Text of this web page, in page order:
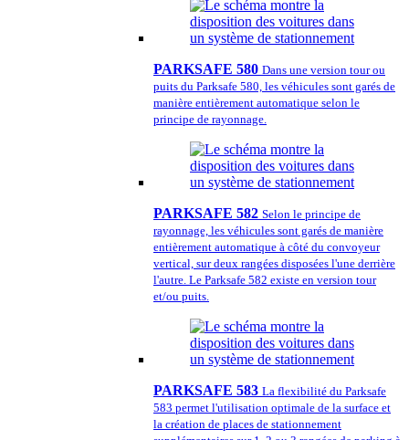
PARKSAFE 580 Dans une version tour ou
puits du Parksafe 580, les véhicules sont garés de
manière entièrement automatique selon le
principe de rayonnage.
PARKSAFE 582 Selon le principe de
rayonnage, les véhicules sont garés de manière
entièrement automatique à côté du convoyeur
vertical, sur deux rangées disposées l'une derrière
l'autre. Le Parksafe 582 existe en version tour
et/ou puits.
PARKSAFE 583 La flexibilité du Parksafe
583 permet l'utilisation optimale de la surface et
la création de places de stationnement